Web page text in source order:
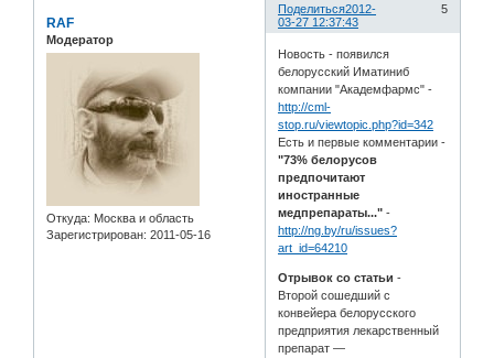
Поделиться 5
2012-
03-27 12:37:43
RAF
Модератор
Откуда: Москва и область
Зарегистрирован: 2011-05-16
Новость - появился
белорусский Иматиниб
компании "Академфармс" -
http://cml-
stop.ru/viewtopic.php?id=342
Есть и первые комментарии -
"73% белорусов
предпочитают
иностранные
медпрепараты..."-
http://ng.by/ru/issues?
art_id=64210
Отрывок со статьи -
Второй сошедший с
конвейера белорусского
предприятия лекарственный
препарат —